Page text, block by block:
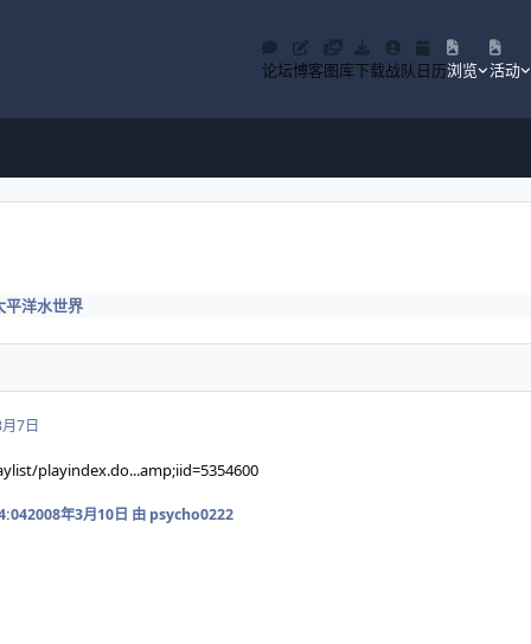
论坛博客图库下载战队 日历浏览 活动
平洋水世界
7日
playindex.do...amp;iid=5354600
2008年3月10日 由 psycho0222